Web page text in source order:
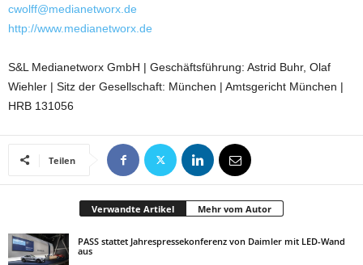
cwolff@medianetworx.de
http://www.medianetworx.de
S&L Medianetworx GmbH | Geschäftsführung: Astrid Buhr, Olaf
Wiehler | Sitz der Gesellschaft: München | Amtsgericht München |
HRB 131056
Teilen
Verwandte Artikel Mehr vom Autor
PASS stattet Jahrespressekonferenz von Daimler mit LED-Wand
aus